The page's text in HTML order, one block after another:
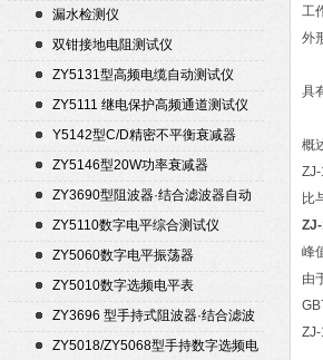
漏水检测仪
双钳接地电阻测试仪
ZY5131型高频电缆自动测试仪
ZY5111 继电保护高频通道测试仪
Y5142型C/D精密不平衡衰减器
（50Ω）
ZY5146型20W功率衰减器
ZY3690型阻波器·结合滤波器自动
测试仪
ZY5110数字电平综合测试仪
ZY5060数字电平振荡器
ZY5010数字选频电平表
ZY3696 型手持式阻波器·结合滤波
器自动测试仪
ZY5018/ZY5068型手持数字选频电
工
外
具
概
比
峰
由